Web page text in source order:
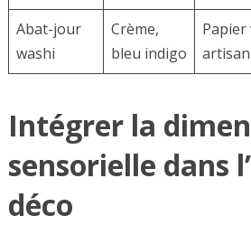
Abat-jour
washi
Crème,
bleu indigo
Papier
Intégrer la
sensorielle dans
déco